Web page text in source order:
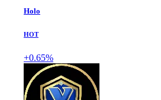
Holo
HOT
+0.65%